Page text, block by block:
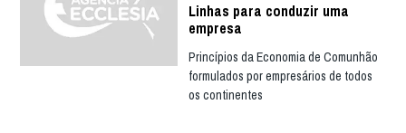
Linhas para conduzir uma
empresa
Princípios da Economia de Comunhão
formulados por empresários de todos
os continentes